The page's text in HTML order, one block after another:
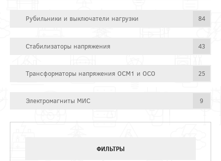
Рубильники и выключатели нагрузки 84
Стабилизаторы напряжения 43
Трансформаторы напряжения ОСМ1 и ОСО 25
Электромагниты МИС 9
ФИЛЬТРЫ